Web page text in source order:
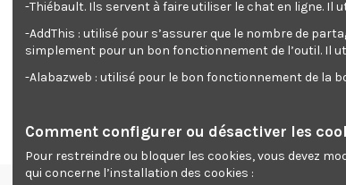
Diamètre disque: 230mm
Vitesse: 6000t/min
Blocage de l\'axe
Démarrage progressif
Poignée arrière rotative
-Thiébault. Ils servent à faire utiliser le chat en ligne. Il
-AddThis : utilisé pour s’assurer que le nombre de
simplement pour un bon fonctionnement de l’outil. Il
-Alabazweb : utilisé pour le bon fonctionnement de la
Comment configurer ou désactiver les
Pour restreindre ou bloquer les cookies, vous devez
qui concerne l’installation des cookies :